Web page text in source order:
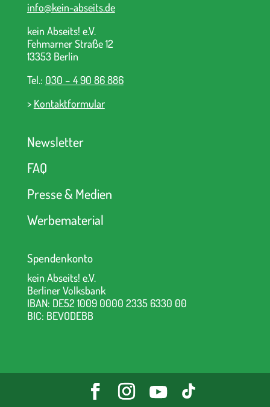
info@kein-abseits.de
kein Abseits! e.V.
Fehmarner Straße 12
13353 Berlin
Tel.: 030 – 4 90 86 886
> Kontaktformular
Newsletter
FAQ
Presse & Medien
Werbematerial
Spendenkonto
kein Abseits! e.V.
Berliner Volksbank
IBAN: DE52 1009 0000 2335 6330 00
BIC: BEVODEBB